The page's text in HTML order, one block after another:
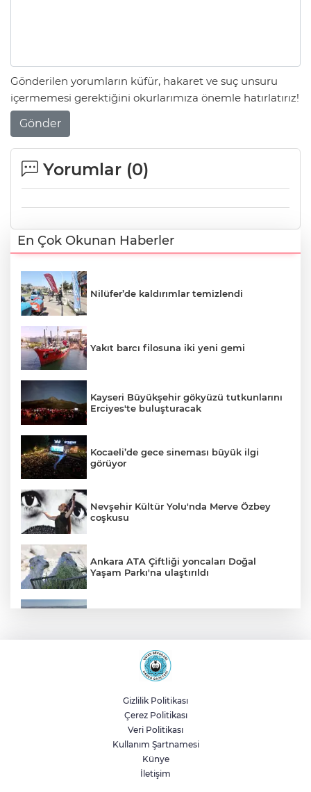
Gönderilen yorumların küfür, hakaret ve suç unsuru
içermemesi gerektiğini okurlarımıza önemle hatırlatırız!
Gönder
Yorumlar (0)
En Çok Okunan Haberler
Nilüfer’de kaldırımlar temizlendi
Yakıt barcı filosuna iki yeni gemi
Kayseri Büyükşehir gökyüzü tutkunlarını
Erciyes'te buluşturacak
Kocaeli’de gece sineması büyük ilgi
görüyor
Nevşehir Kültür Yolu'nda Merve Özbey
coşkusu
Ankara ATA Çiftliği yoncaları Doğal
Yaşam Parkı'na ulaştırıldı
Sakarya Akyazı’da altyapı hattı için saha
çalışmaları başladı
Genel Sekreter Dr. Baraçlı’dan Gölcük’teki
projelere yakın takip
2025'te Ar-Ge'ye 254 milyar TL harcadık!
Gizlilik Politikası
Çerez Politikası
Veri Politikası
Kullanım Şartnamesi
Künye
İletişim